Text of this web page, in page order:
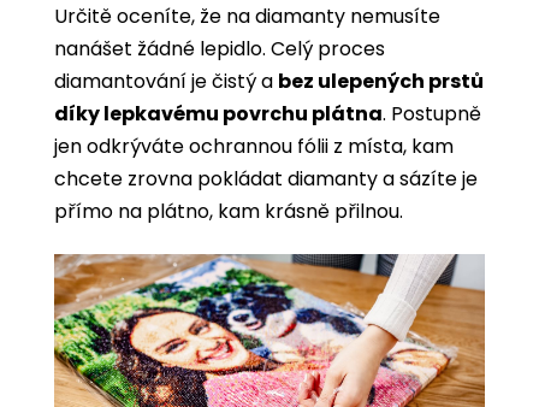
Určitě oceníte, že na diamanty nemusíte
nanášet žádné lepidlo. Celý proces
diamantování je čistý a bez ulepených prstů
díky lepkavému povrchu plátna. Postupně
jen odkrýváte ochrannou fólii z místa, kam
chcete zrovna pokládat diamanty a sázíte je
přímo na plátno, kam krásně přilnou.